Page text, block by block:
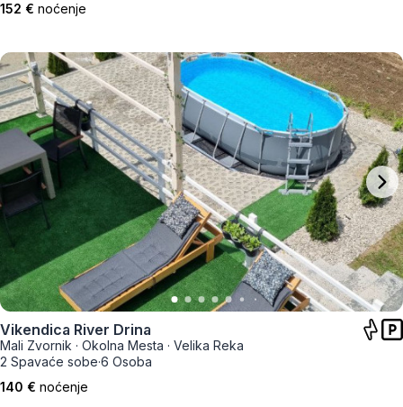
152 € noćenje
Vikendica River Drina
Mali Zvornik · Okolna Mesta · Velika Reka
2 Spavaće sobe·6 Osoba
140 € noćenje